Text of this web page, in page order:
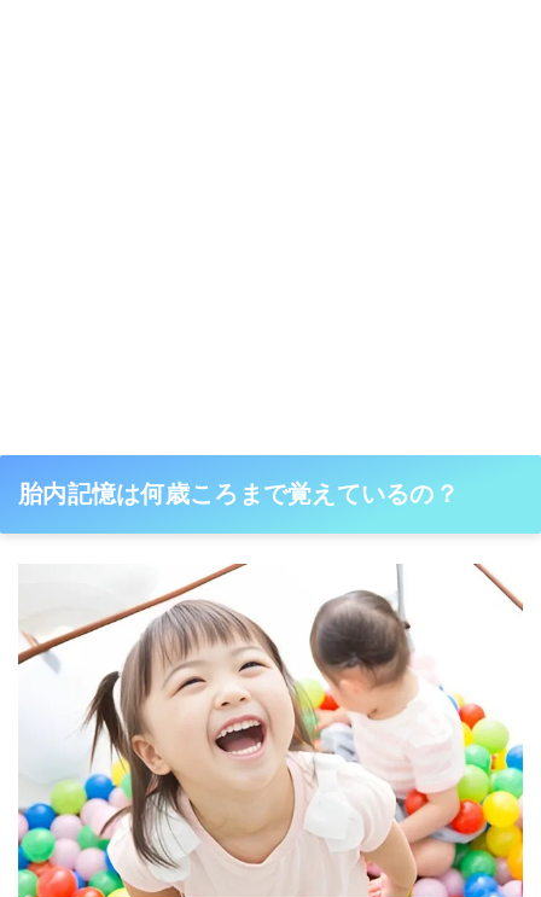
胎内記憶は何歳ころまで覚えているの？